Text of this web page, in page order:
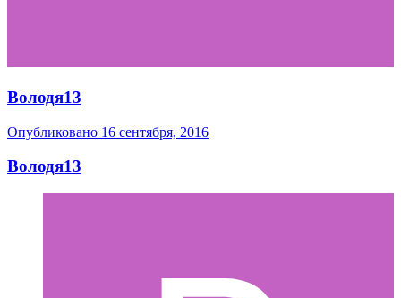
Володя13
Опубликовано 16 сентября, 2016
Володя13